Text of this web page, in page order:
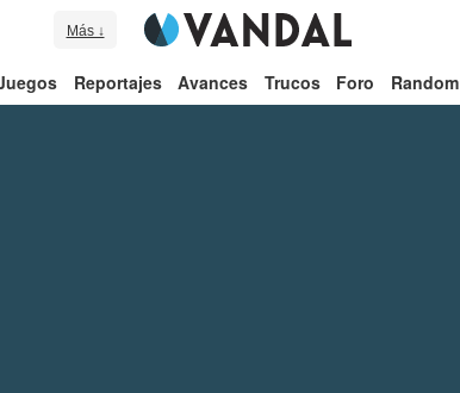
Más ↓
Reportajes Avances Trucos Foro Random